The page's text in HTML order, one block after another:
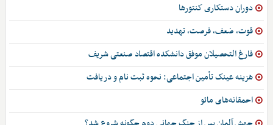
دوران دستکاری کنتورها
قوت، ضعف، فرصت، تهدید
فارغ التحصیلان موفق دانشکده اقتصاد صنعتی شریف
هزینه عینک تأمین اجتماعی: نحوه ثبت نام و دریافت
احمقانه‌های مائو